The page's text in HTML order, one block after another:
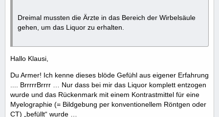
Dreimal mussten die Ärzte in das Bereich der Wirbelsäule
gehen, um das Liquor zu erhalten.
Hallo Klausi,
Du Armer! Ich kenne dieses blöde Gefühl aus eigener Erfahrung
.... BrrrrrBrrrr … Nur dass bei mir das Liquor komplett entzogen
wurde und das Rückenmark mit einem Kontrastmittel für eine
Myelographie (= Bildgebung per konventionellem Röntgen oder
CT) „befüllt“ wurde …